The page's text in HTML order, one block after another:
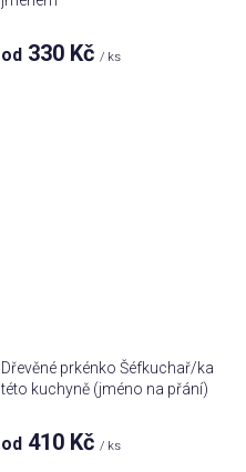
od 330 Kč/ ks
Dřevěné prkénko Šéfkuchař/ka
této kuchyně (jméno na přání)
od 410 Kč / ks